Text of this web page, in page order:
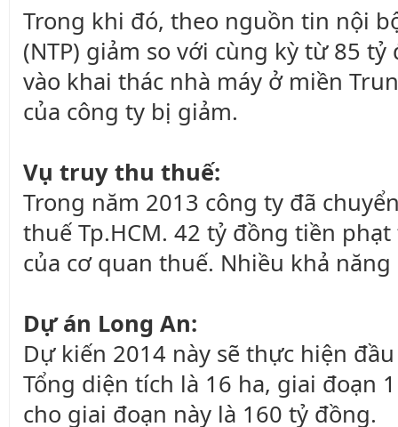
Trong khi đó, theo nguồn tin nội
(NTP) giảm so với cùng kỳ từ 85
vào khai thác nhà máy ở miền
của công ty bị giảm.
Vụ truy thu thuế:
Trong năm 2013 công ty đã
thuế Tp.HCM. 42 tỷ đồng tiền
của cơ quan thuế. Nhiều khả
Dự án Long An:
Dự kiến 2014 này sẽ thực hiện
Tổng diện tích là 16 ha, giai đoạn
cho giai đoạn này là 160 tỷ đồng.